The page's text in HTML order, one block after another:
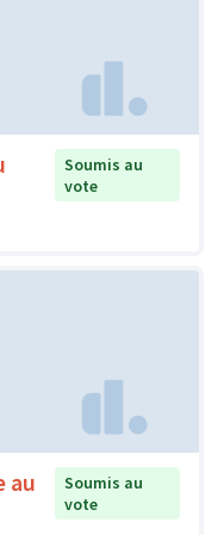
Soumis au
vote
au
Soumis au
vote